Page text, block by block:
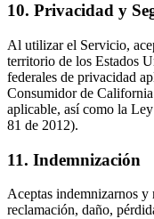
10. Privacidad y
Al utilizar el Servicio,
territorio de los Estados
federales de privacidad
Consumidor de
aplicable, así como la
81 de 2012).
11. Indemnización
Aceptas indemnizarnos y
reclamación, daño,